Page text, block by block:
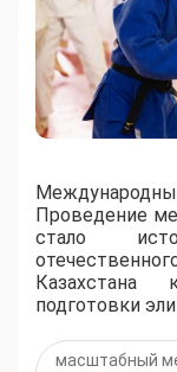
Проведение
стало
подготовки
масштабный